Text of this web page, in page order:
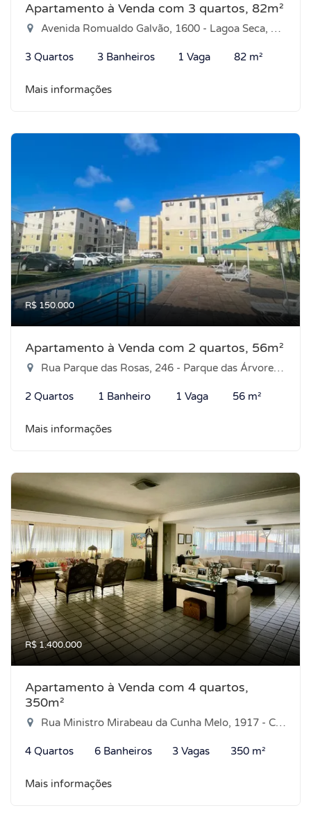
Apartamento à Venda com 3 quartos, 82m²
Avenida Romualdo Galvão, 1600 - Lagoa Seca, Natal-RN
3 Quartos 3 Banheiros 1 Vaga 82 m²
Mais informações
R$ 150.000
Apartamento à Venda com 2 quartos, 56m²
Rua Parque das Rosas, 246 - Parque das Árvores, Parnamirim-RN
2 Quartos 1 Banheiro 1 Vaga 56 m²
Mais informações
R$ 1.400.000
Apartamento à Venda com 4 quartos,
350m²
Rua Ministro Mirabeau da Cunha Melo, 1917 - Candelária, Natal-RN
4 Quartos 6 Banheiros 3 Vagas 350 m²
Mais informações